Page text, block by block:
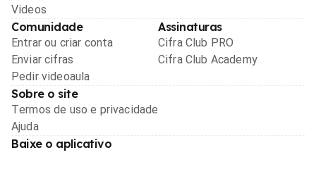
Videos
Comunidade
Entrar ou criar conta
Enviar cifras
Pedir videoaula
Assinaturas
Cifra Club PRO
Cifra Club Academy
Sobre o site
Termos de uso e privacidade
Ajuda
Baixe o aplicativo